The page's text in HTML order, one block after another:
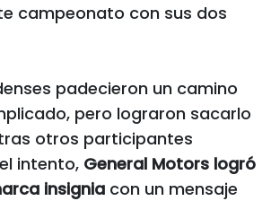
campeonato con sus dos
padecieron un camino
pero lograron sacarlo
otros participantes
intento, General Motors logró
insignia con un mensaje